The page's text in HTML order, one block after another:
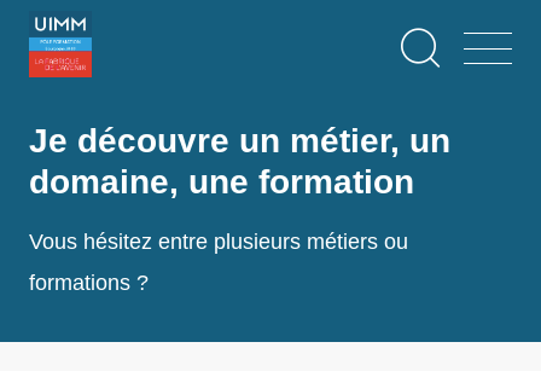
Aller
contenu
Je découvre un métier, un
domaine, une formation
Vous hésitez entre plusieurs métiers ou
formations ?
Panneau de gestion des cookies